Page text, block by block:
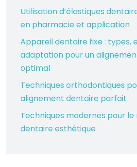
Utilisation d’élastiques
en pharmacie et application
Appareil dentaire fixe : types,
adaptation pour un
optimal
Techniques orthodontiques
alignement dentaire parfait
Techniques modernes pour
dentaire esthétique